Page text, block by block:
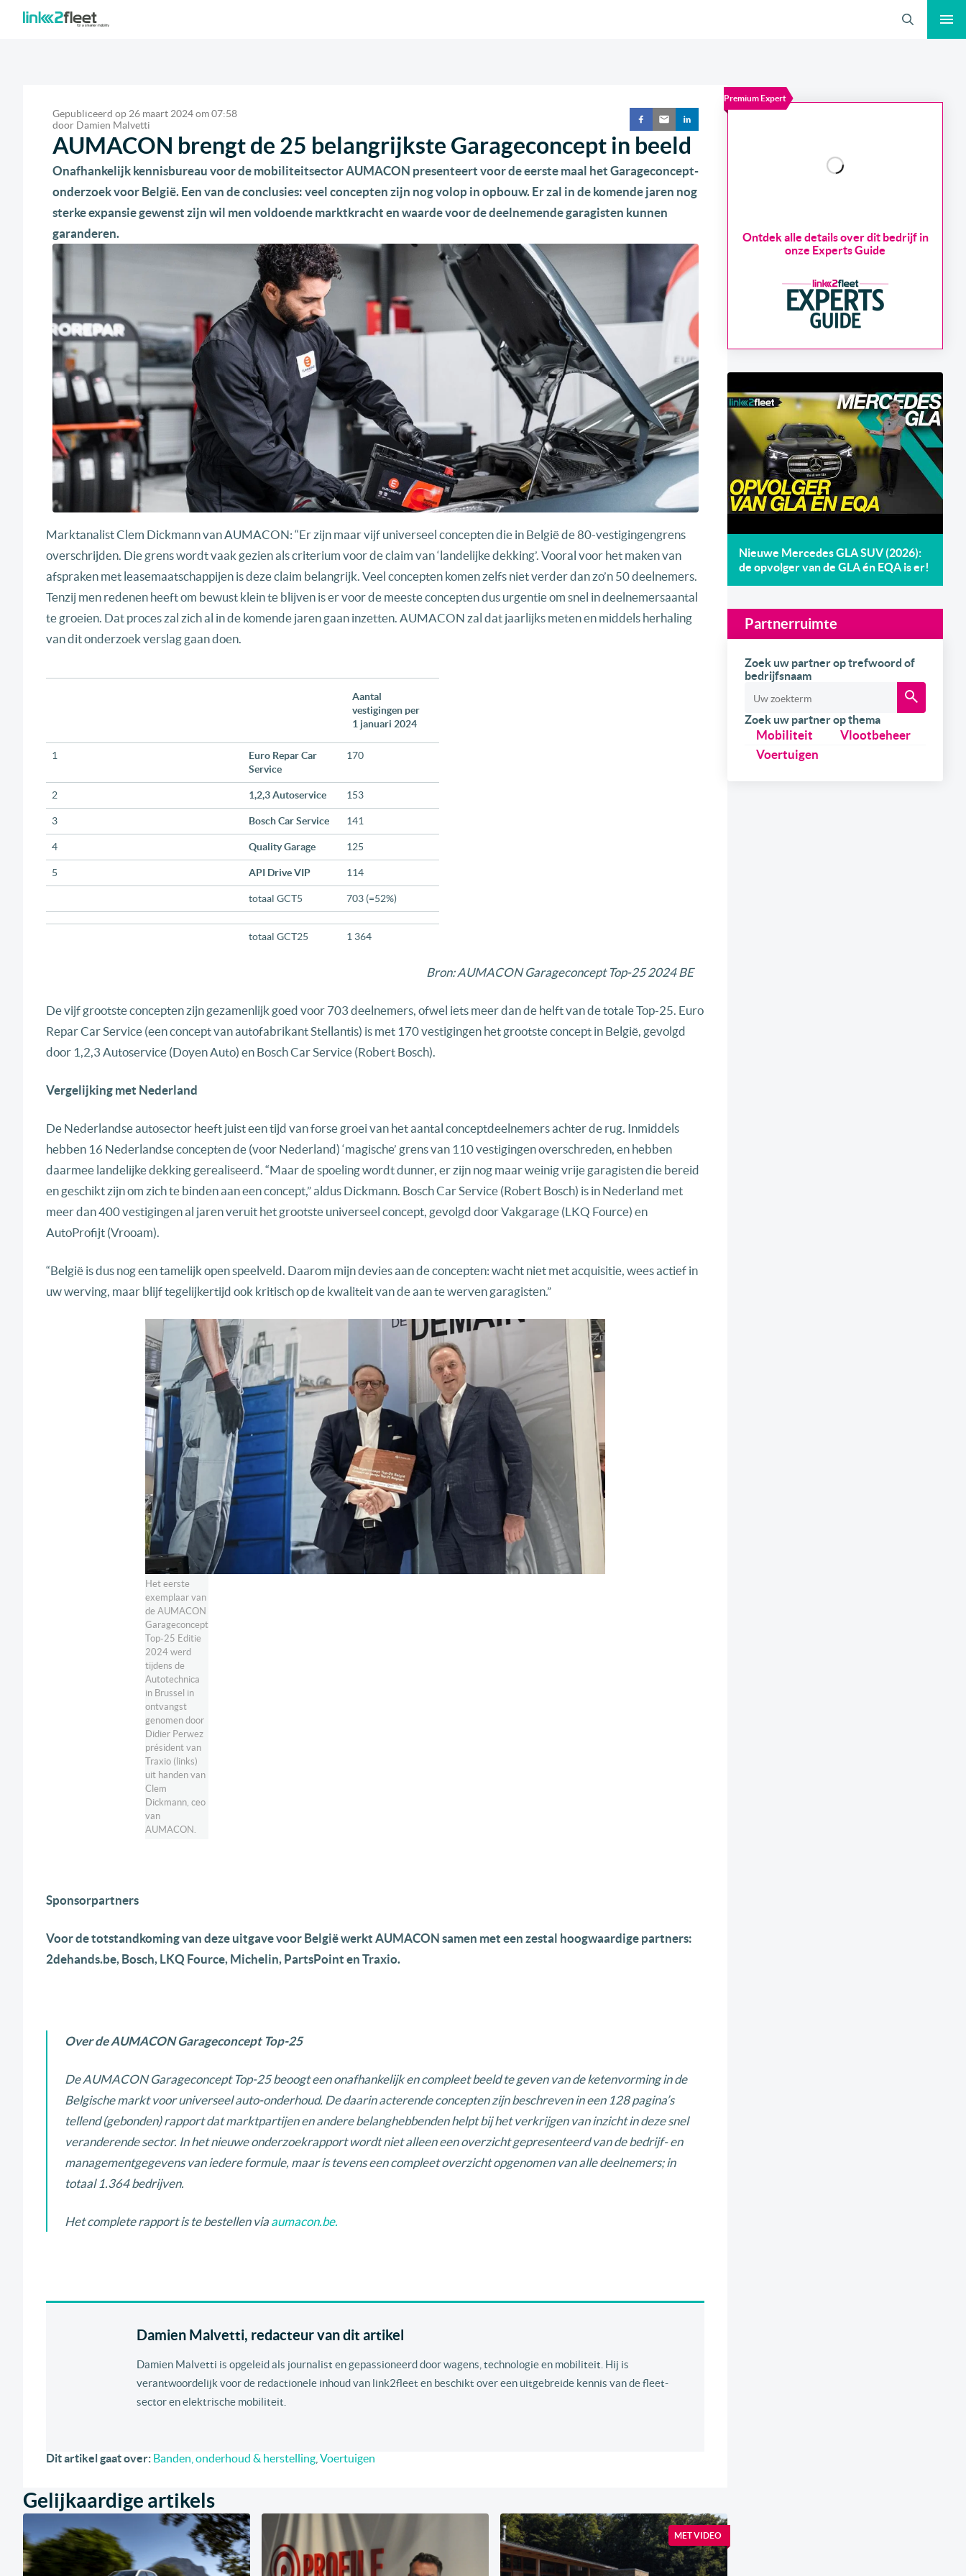
Gepubliceerd op 26 maart 2024 om 07:58
door Damien Malvetti
AUMACON brengt de 25 belangrijkste Garageconcept in beeld
Onafhankelijk kennisbureau voor de mobiliteitsector AUMACON presenteert voor de eerste maal het Garageconcept-
onderzoek voor België. Een van de conclusies: veel concepten zijn nog volop in opbouw. Er zal in de komende jaren nog
sterke expansie gewenst zijn wil men voldoende marktkracht en waarde voor de deelnemende garagisten kunnen
garanderen.
Marktanalist Clem Dickmann van AUMACON: “Er zijn maar vijf universeel concepten die in België de 80-vestigingengrens
overschrijden. Die grens wordt vaak gezien als criterium voor de claim van ‘landelijke dekking’. Vooral voor het maken van
afspraken met leasemaatschappijen is deze claim belangrijk. Veel concepten komen zelfs niet verder dan zo’n 50 deelnemers.
Tenzij men redenen heeft om bewust klein te blijven is er voor de meeste concepten dus urgentie om snel in deelnemersaantal
te groeien. Dat proces zal zich al in de komende jaren gaan inzetten. AUMACON zal dat jaarlijks meten en middels herhaling
van dit onderzoek verslag gaan doen.
Aantal
vestigingen per
1 januari 2024
1
Euro Repar Car
Service
170
2 1,2,3 Autoservice 153
3 Bosch Car Service 141
4 Quality Garage 125
5 API Drive VIP 114
totaal GCT5 703 (=52%)
totaal GCT25 1 364
Bron: AUMACON Garageconcept Top-25 2024 BE
De vijf grootste concepten zijn gezamenlijk goed voor 703 deelnemers, ofwel iets meer dan de helft van de totale Top-25. Euro
Repar Car Service (een concept van autofabrikant Stellantis) is met 170 vestigingen het grootste concept in België, gevolgd
door 1,2,3 Autoservice (Doyen Auto) en Bosch Car Service (Robert Bosch).
Vergelijking met Nederland
De Nederlandse autosector heeft juist een tijd van forse groei van het aantal conceptdeelnemers achter de rug. Inmiddels
hebben 16 Nederlandse concepten de (voor Nederland) ‘magische’ grens van 110 vestigingen overschreden, en hebben
daarmee landelijke dekking gerealiseerd. “Maar de spoeling wordt dunner, er zijn nog maar weinig vrije garagisten die bereid
en geschikt zijn om zich te binden aan een concept,” aldus Dickmann. Bosch Car Service (Robert Bosch) is in Nederland met
meer dan 400 vestigingen al jaren veruit het grootste universeel concept, gevolgd door Vakgarage (LKQ Fource) en
AutoProfijt (Vrooam).
“België is dus nog een tamelijk open speelveld. Daarom mijn devies aan de concepten: wacht niet met acquisitie, wees actief in
uw werving, maar blijf tegelijkertijd ook kritisch op de kwaliteit van de aan te werven garagisten.”
Het eerste
exemplaar van
de AUMACON
Garageconcept
Top-25 Editie
2024 werd
tijdens de
Autotechnica
in Brussel in
ontvangst
genomen door
Didier Perwez
président van
Traxio (links)
uit handen van
Clem
Dickmann, ceo
van
AUMACON.
Sponsorpartners
Voor de totstandkoming van deze uitgave voor België werkt AUMACON samen met een zestal hoogwaardige partners:
2dehands.be, Bosch, LKQ Fource, Michelin, PartsPoint en Traxio.
Over de AUMACON Garageconcept Top-25
De AUMACON Garageconcept Top-25 beoogt een onafhankelijk en compleet beeld te geven van de ketenvorming in de
Belgische markt voor universeel auto-onderhoud. De daarin acterende concepten zijn beschreven in een 128 pagina’s
tellend (gebonden) rapport dat marktpartijen en andere belanghebbenden helpt bij het verkrijgen van inzicht in deze snel
veranderende sector. In het nieuwe onderzoekrapport wordt niet alleen een overzicht gepresenteerd van de bedrijf- en
managementgegevens van iedere formule, maar is tevens een compleet overzicht opgenomen van alle deelnemers; in
totaal 1.364 bedrijven.
Het complete rapport is te bestellen via aumacon.be.
Damien Malvetti, redacteur van dit artikel
Damien Malvetti is opgeleid als journalist en gepassioneerd door wagens, technologie en mobiliteit. Hij is
verantwoordelijk voor de redactionele inhoud van link2fleet en beschikt over een uitgebreide kennis van de fleet-
sector en elektrische mobiliteit.
Dit artikel gaat over: Banden, onderhoud & herstelling Voertuigen
Gelijkaardige artikels
MET VIDEO
Premium Expert
Ontdek alle details over dit bedrijf in
onze Experts Guide
Nieuwe Mercedes GLA SUV (2026):
de opvolger van de GLA én EQA is er!
Partnerruimte
Zoek uw partner op trefwoord of
bedrijfsnaam
Zoek uw partner op thema
Mobiliteit
Vlootbeheer
Voertuigen